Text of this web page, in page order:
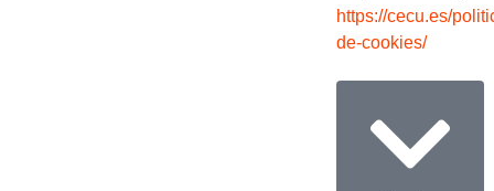
https://cecu.es/
de-cookies/